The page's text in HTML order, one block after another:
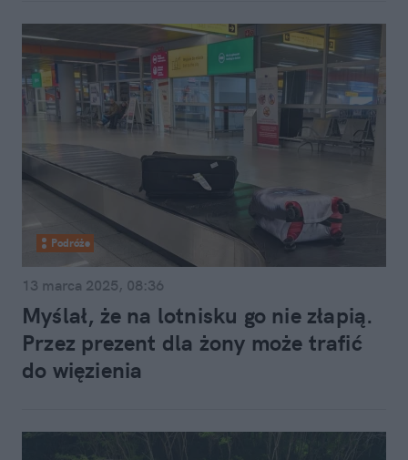
Podróże
13 marca 2025, 08:36
Myślał, że na lotnisku go nie złapią.
Przez prezent dla żony może trafić
do więzienia